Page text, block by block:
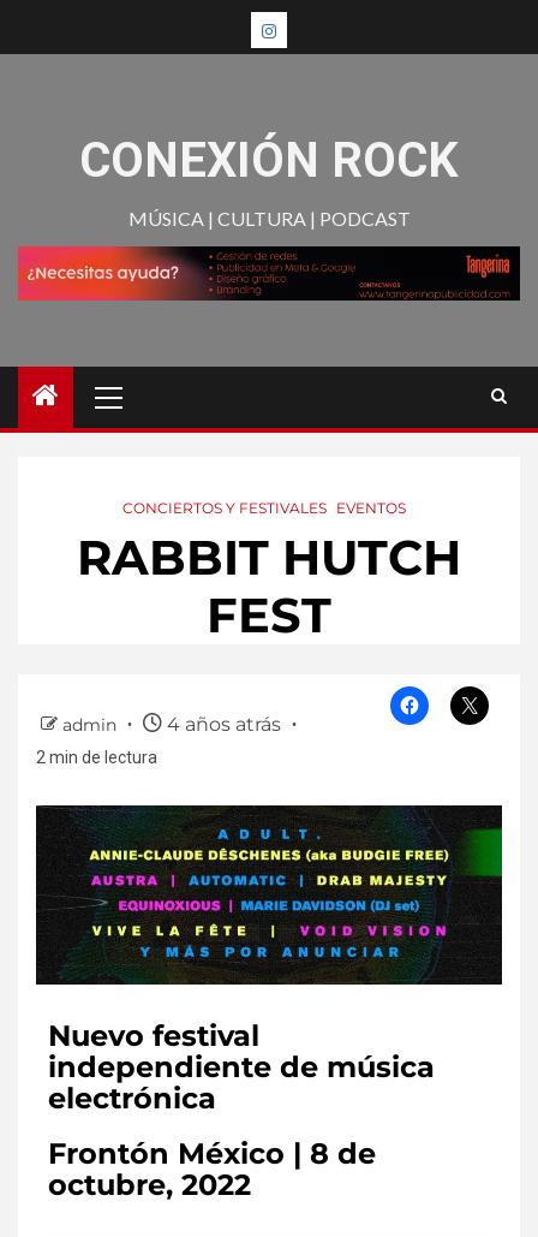
CONEXIÓN ROCK
MÚSICA | CULTURA | PODCAST
CONCIERTOS Y FESTIVALES EVENTOS
RABBIT HUTCH
FEST
admin 4 años atrás
2 min de lectura
Nuevo festival
independiente de música
electrónica
Frontón México | 8 de
octubre, 2022